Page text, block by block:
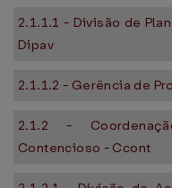
2.1.1.1 - Divisão de
Dipav
2.1.1.2 - Gerência de
2.1.2 -
Contencioso - Ccont